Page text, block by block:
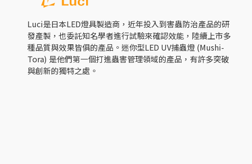
Luci是日本LED燈具製造商，近年投入到害蟲防治產品的研
發產製，也委託知名學者進行試驗來確認效能，陸續上市多
種品質與效果皆俱的產品。迷你型LED UV捕蟲燈 (Mushi-
Tora) 是他們第一個打進蟲害管理領域的產品，有許多突破
與創新的獨特之處。